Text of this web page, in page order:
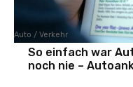
Auto / Verkehr
So einfach war
noch nie –